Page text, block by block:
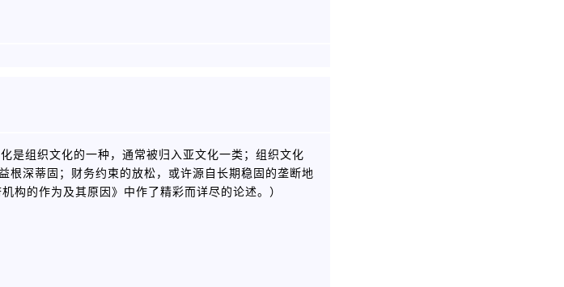
是组织文化的一种，通常被归入亚文化一类；组织文化
根深蒂固；财务约束的放松，或许源自长期稳固的垄断地
构的作为及其原因》中作了精彩而详尽的论述。）